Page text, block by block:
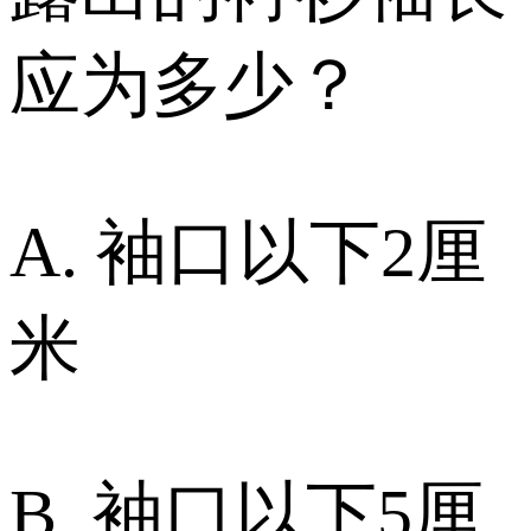
应为多少？
A. 袖口以下2厘
米
B. 袖口以下5厘